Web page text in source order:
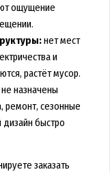
ощущение
нет мест
и
растёт мусор.
назначены
ремонт, сезонные
быстро
заказать